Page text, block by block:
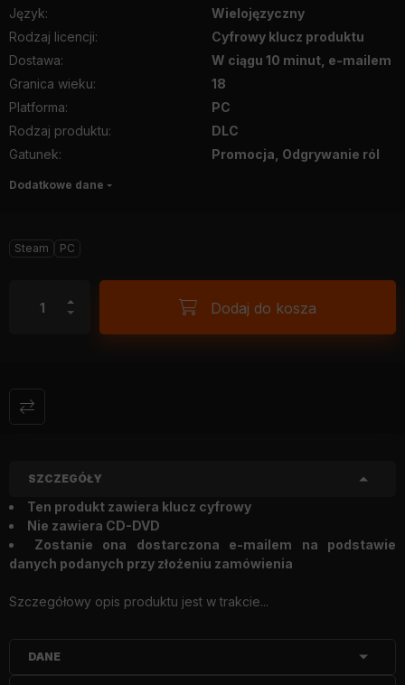
Język:
Wielojęzyczny
Rodzaj licencji:
Cyfrowy klucz produktu
Dostawa:
W ciągu 10 minut, e-mailem
Granica wieku:
18
Platforma:
PC
Rodzaj produktu:
DLC
Gatunek: Promocja, Odgrywanie ról
Dodatkowe dane
Steam PC
Dodaj do kosza
SZCZEGÓŁY
Ten produkt zawiera klucz cyfrowy
Nie zawiera CD-DVD
Zostanie ona dostarczona e-mailem na podstawie
danych podanych przy złożeniu zamówienia
Szczegółowy opis produktu jest w trakcie...
DANE